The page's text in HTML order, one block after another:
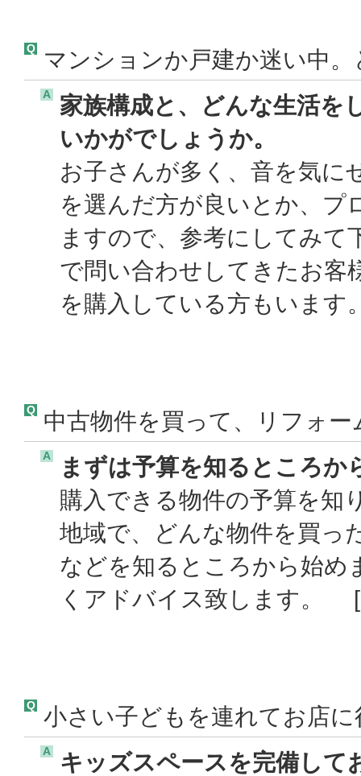
Q マンションか戸建か迷い中
A
家族構成と、どんな生活を
いかがでしょうか。
お子さんが多く、音を気に
を選んだ方が良いとか、プ
ますので、参考にしてみ
で問い合わせしてきたお客
を購入している方もい
Q 中古物件を買って、リフォ
A
まずは予算を知るところか
購入できる物件の予算を知
地域で、どんな物件を買っ
などを知るところから始め
くアドバイス致しま
Q 小さい子どもを連れてお店
A
キッズスペースを完備して